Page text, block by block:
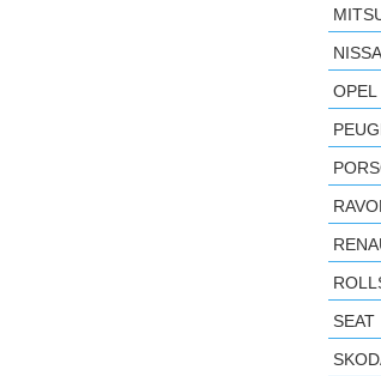
OPEL
SEAT